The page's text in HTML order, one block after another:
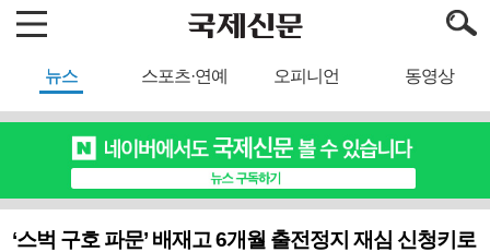
뉴스 스포츠·연예 오피니언 동영상
‘스벅 구호 파문’ 배재고 6개월 출전정지 재심 신청키로